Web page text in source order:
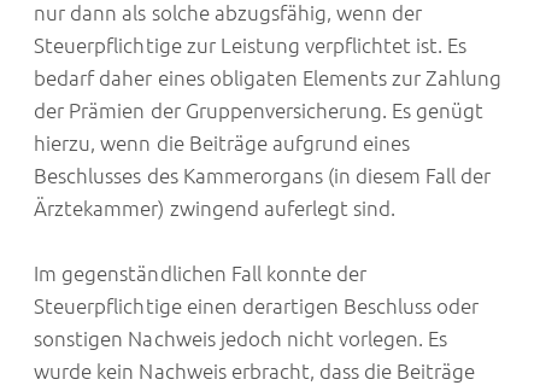
nur dann als solche abzugsfähig, wenn der
Steuerpflichtige zur Leistung verpflichtet ist. Es
bedarf daher eines obligaten Elements zur Zahlung
der Prämien der Gruppenversicherung. Es genügt
hierzu, wenn die Beiträge aufgrund eines
Beschlusses des Kammerorgans (in diesem Fall der
Ärztekammer) zwingend auferlegt sind.
Im gegenständlichen Fall konnte der
Steuerpflichtige einen derartigen Beschluss oder
sonstigen Nachweis jedoch nicht vorlegen. Es
wurde kein Nachweis erbracht, dass die Beiträge